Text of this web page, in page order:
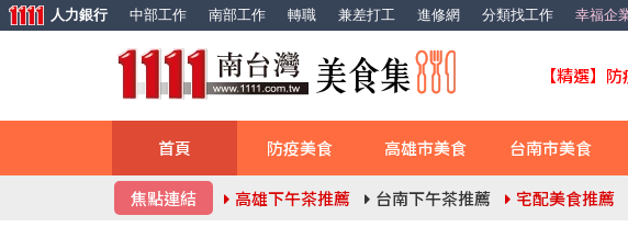
人力銀行 中部工作 南部工作 轉職 兼差打工 進修網 分類找工作 幸福企
【精選】
首頁 防疫美食 高雄市美食 台南市美食
焦點連結 高雄下午茶推薦 台南下午茶推薦 宅配美食推薦